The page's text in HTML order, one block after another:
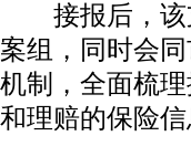
接报后，该
案组，同时会
机制，全面梳
和理赔的保险信